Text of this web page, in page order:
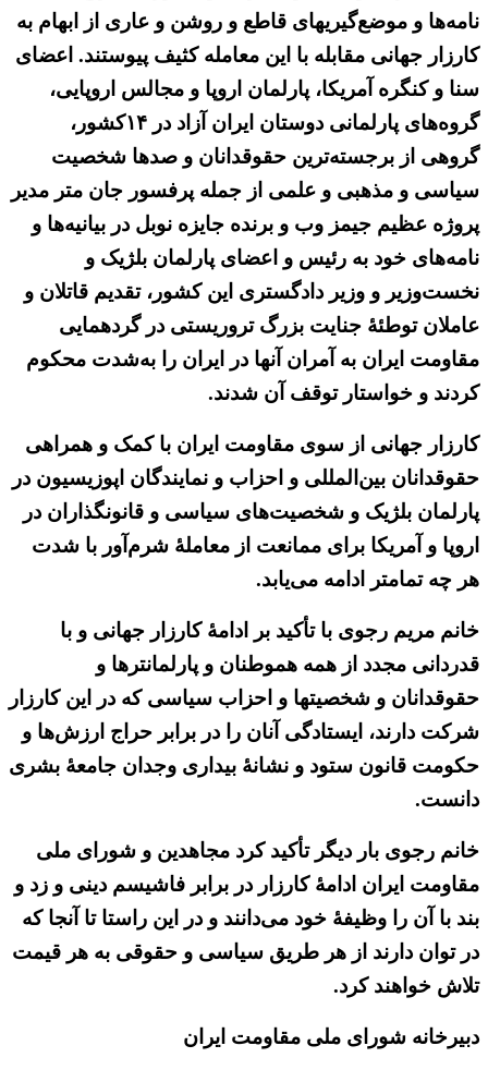
نامه‌ها و موضع‌گیریهای قاطع و روشن و عاری از ابهام به
کارزار جهانی مقابله با این معامله کثیف پیوستند. اعضای
سنا و کنگره آمریکا، پارلمان اروپا و مجالس اروپایی،
گروه‌های پارلمانی دوستان ایران آزاد در ۱۴کشور،
گروهی از برجسته‌ترین حقوقدانان و صدها شخصیت
سیاسی و مذهبی و علمی از جمله پرفسور جان متر مدیر
پروژه عظیم جیمز وب و برنده جایزه نوبل در بیانیه‌ها و
نامه‌های خود به رئیس و اعضای پارلمان بلژیک و
نخست‌وزیر و وزیر دادگستری این کشور، تقدیم قاتلان و
عاملان توطئهٔ جنایت بزرگ تروریستی در گردهمایی
مقاومت ایران به آمران آنها در ایران را به‌شدت محکوم
کردند و خواستار توقف آن شدند.
کارزار جهانی از سوی مقاومت ایران با کمک و همراهی
حقوقدانان بین‌المللی و احزاب و نمایندگان اپوزیسیون در
پارلمان بلژیک و شخصیت‌های سیاسی و قانونگذاران در
اروپا و آمریکا برای ممانعت از معاملهٔ شرم‌آور با شدت
هر چه تمامتر ادامه می‌یابد.
خانم مریم رجوی با تأکید بر ادامهٔ کارزار جهانی و با
قدردانی مجدد از همه هموطنان و پارلمانترها و
حقوقدانان و شخصیتها و احزاب سیاسی که در این کارزار
شرکت دارند، ایستادگی آنان را در برابر حراج ارزش‌ها و
حکومت قانون ستود و نشانهٔ بیداری وجدان جامعهٔ بشری
دانست.
خانم رجوی بار دیگر تأکید کرد مجاهدین و شورای ملی
مقاومت ایران ادامهٔ کارزار در برابر فاشیسم دینی و زد و
بند با آن را وظیفهٔ خود می‌دانند و در این راستا تا آنجا که
در توان دارند از هر طریق سیاسی و حقوقی به هر قیمت
تلاش خواهند کرد.
دبیرخانه شورای ملی مقاومت ایران